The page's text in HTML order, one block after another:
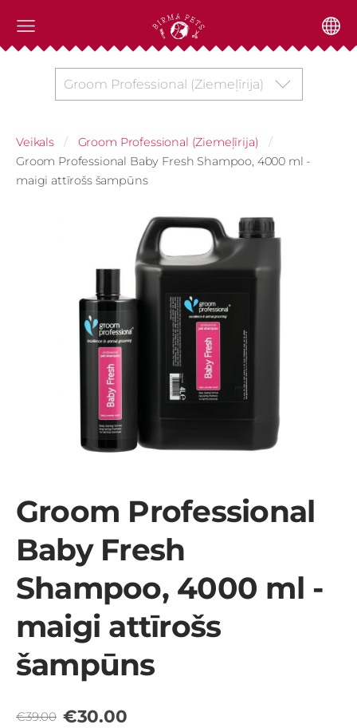
Groom Professional (Ziemeļīrija)
Veikals
Groom Professional (Ziemeļīrija)
Groom Professional Baby Fresh Shampoo, 4000 ml -
maigi attīrošs šampūns
Groom Professional
Baby Fresh
Shampoo, 4000 ml -
maigi attīrošs
šampūns
€39.00 €30.00